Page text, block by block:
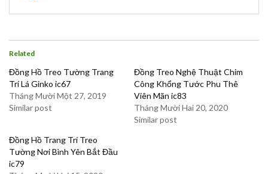
Related
Đồng Hồ Treo Tường Trang
Trí Lá Ginko ic67
Tháng Mười Một 27, 2019
Similar post
Đồng Treo Nghệ Thuật Chim
Công Khổng Tước Phu Thê
Viên Mãn ic83
Tháng Mười Hai 20, 2020
Similar post
Đồng Hồ Trang Trí Treo
Tường Nơi Bình Yên Bắt Đầu
ic79